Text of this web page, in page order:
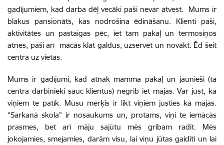
gadījumiem, kad darba dēļ vecāki paši nevar atvest. Mums ir
blakus pansionāts, kas nodrošina ēdināšanu. Klienti paši,
aktivitātes un pastaigas pēc, iet tam pakaļ un termosiņos
atnes, paši arī mācās klāt galdus, uzservēt un novākt. Ēd šeit
centrā uz vietas.
Mums ir gadījumi, kad atnāk mamma pakaļ un jaunieši (tā
centrā darbinieki sauc klientus) negrib iet mājās. Var just, ka
viņiem te patīk. Mūsu mērķis ir likt viņiem justies kā mājās.
“Sarkanā skola” ir nosaukums un, protams, viņi te iemācās
prasmes, bet arī māju sajūtu mēs gribam radīt. Mēs
jokojamies, smejamies, darām visu, lai viņu jūtas gaidīti un lai